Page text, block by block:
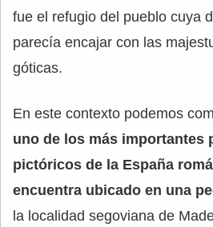
fue el refugio del pueblo cuya
parecía encajar con las
góticas.
En este contexto podemos
uno de los más importantes
pictóricos de la España
encuentra ubicado en una
la localidad segoviana de